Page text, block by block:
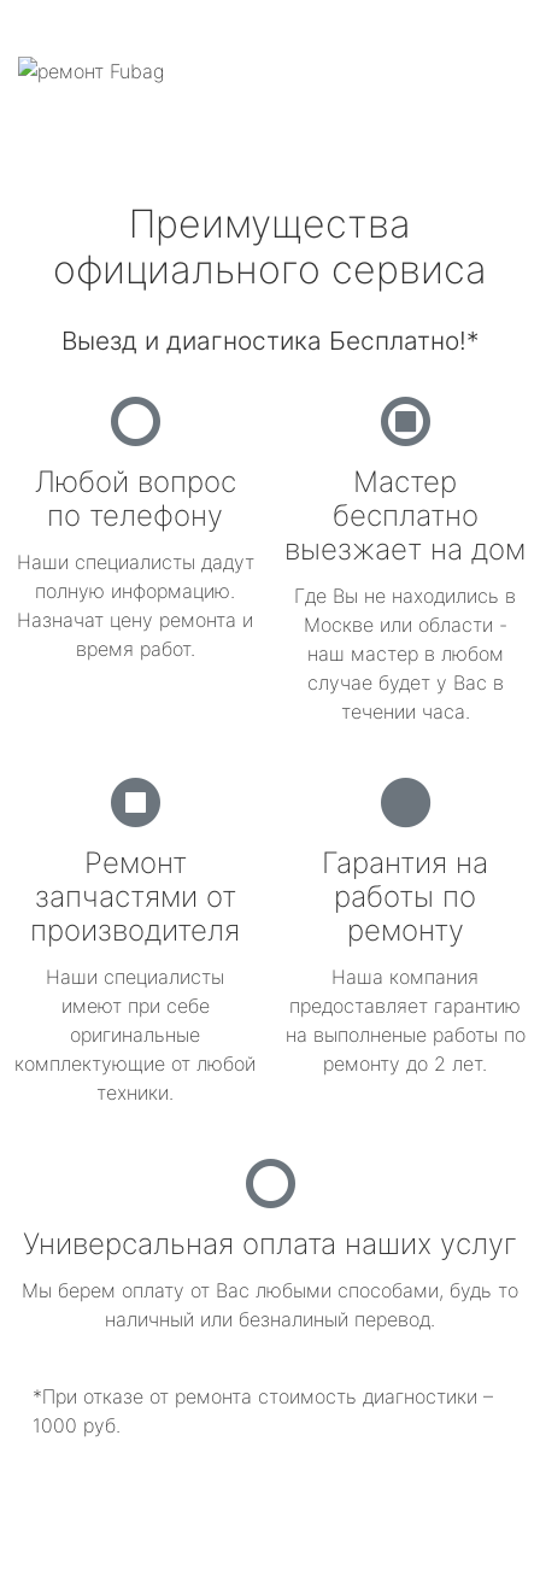
Преимущества
официального сервиса
Выезд и диагностика Бесплатно!*
Любой вопрос
по телефону
Наши специалисты дадут
полную информацию.
Назначат цену ремонта и
время работ.
Мастер
бесплатно
выезжает на дом
Где Вы не находились в
Москве или области -
наш мастер в любом
случае будет у Вас в
течении часа.
Ремонт
запчастями от
производителя
Наши специалисты
имеют при себе
оригинальные
комплектующие от любой
техники.
Гарантия на
работы по
ремонту
Наша компания
предоставляет гарантию
на выполненые работы по
ремонту до 2 лет.
Универсальная оплата наших услуг
Мы берем оплату от Вас любыми способами, будь то
наличный или безналиный перевод.
*При отказе от ремонта стоимость диагностики –
1000 руб.